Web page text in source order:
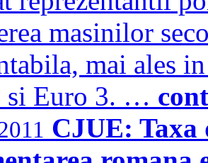
masinilor
mai ales
si Euro 3. …
CJUE: